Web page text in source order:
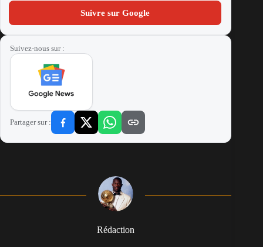
Suivre sur Google
Suivez-nous sur :
Partager sur :
Rédaction